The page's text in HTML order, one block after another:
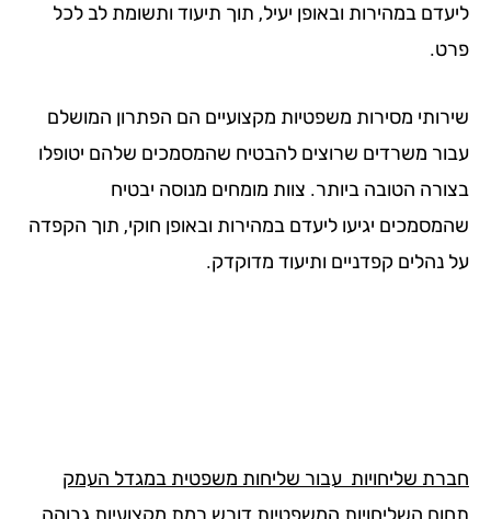
במהירות ובאופן יעיל, תוך תיעוד ותשומת לב לכל
מסירות משפטיות מקצועיים הם הפתרון המושלם
משרדים שרוצים להבטיח שהמסמכים שלהם יטופלו
הטובה ביותר. צוות מומחים מנוסה יבטיח
יגיעו ליעדם במהירות ובאופן חוקי, תוך הקפדה
נהלים קפדניים ותיעוד מדוקדק.
שליחויות עבור שליחות משפטית במגדל העמק
השליחויות המשפטיות דורש רמת מקצועיות גבוהה